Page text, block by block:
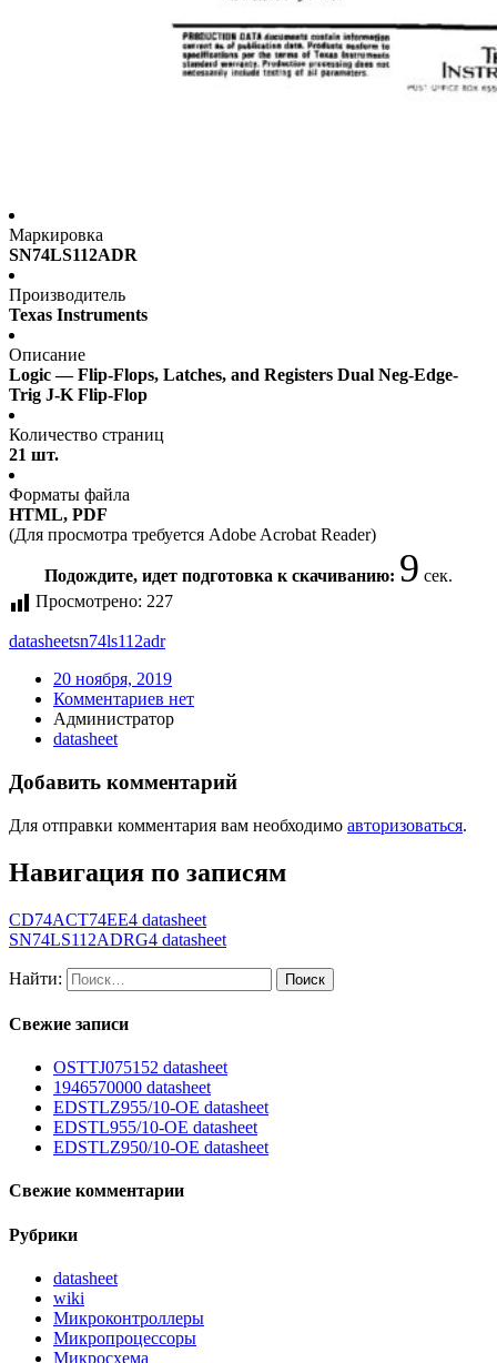
Маркировка
SN74LS112ADR
Производитель
Texas Instruments
Описание
Logic — Flip-Flops, Latches, and Registers Dual Neg-Edge-
Trig J-K Flip-Flop
Количество страниц
21 шт.
Форматы файла
HTML, PDF
(Для просмотра требуется Adobe Acrobat Reader)
Подождите, идет подготовка к скачиванию: 9 сек.
Просмотрено: 227
datasheetsn74ls112adr
20 ноября, 2019
Комментариев нет
Администратор
datasheet
Добавить комментарий
Для отправки комментария вам необходимо авторизоваться.
Навигация по записям
CD74ACT74EE4 datasheet
SN74LS112ADRG4 datasheet
Найти:
Свежие записи
OSTTJ075152 datasheet
1946570000 datasheet
EDSTLZ955/10-OE datasheet
EDSTL955/10-OE datasheet
EDSTLZ950/10-OE datasheet
Свежие комментарии
Рубрики
datasheet
wiki
Микроконтроллеры
Микропроцессоры
Микросхема